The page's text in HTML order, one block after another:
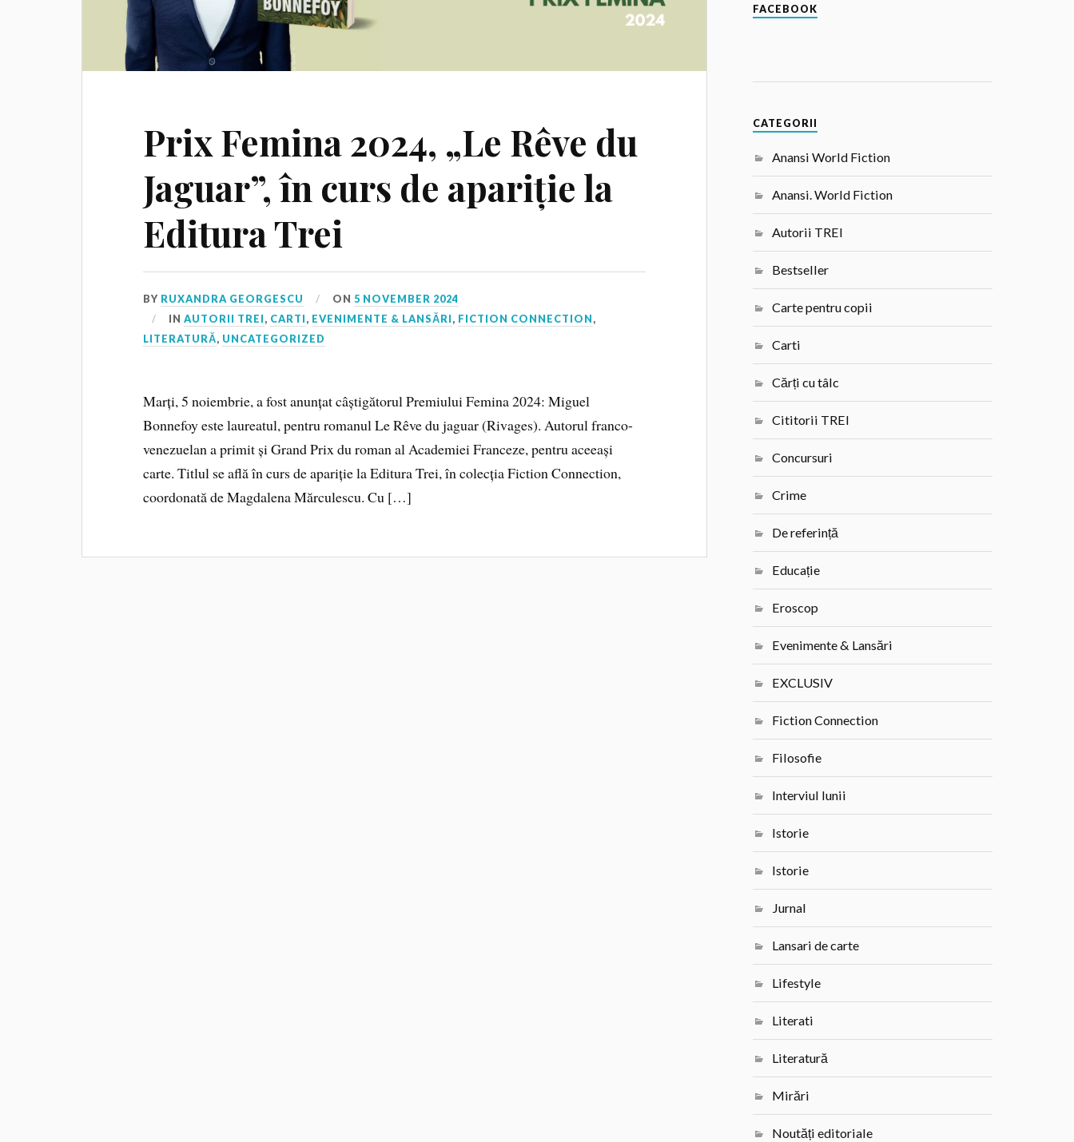
Prix Femina 2024, „Le Rêve du
Jaguar”, în curs de apariție la
Editura Trei
BY RUXANDRA GEORGESCU ON5 NOVEMBER 2024
INAUTORII TREI, CARTI, EVENIMENTE & LANSĂRI, FICTION CONNECTION,
LITERATURĂ, UNCATEGORIZED
Marți, 5 noiembrie, a fost anunțat câștigătorul Premiului Femina 2024: Miguel
Bonnefoy este laureatul, pentru romanul Le Rêve du jaguar (Rivages). Autorul franco-
venezuelan a primit și Grand Prix du roman al Academiei Franceze, pentru aceeași
carte. Titlul se află în curs de apariție la Editura Trei, în colecția Fiction Connection,
coordonată de Magdalena Mărculescu. Cu […]
FACEBOOK
CATEGORII
Anansi World Fiction
Anansi. World Fiction
Autorii TREI
Bestseller
Carte pentru copii
Carti
Cărți cu tâlc
Cititorii TREI
Concursuri
Crime
De referință
Educație
Eroscop
Evenimente & Lansări
EXCLUSIV
Fiction Connection
Filosofie
Interviul lunii
Istorie
Istorie
Jurnal
Lansari de carte
Lifestyle
Literati
Literatură
Mirări
Noutăți editoriale